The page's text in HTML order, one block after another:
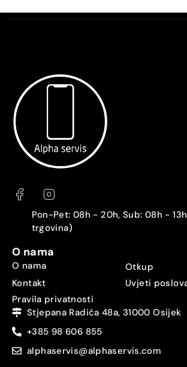
Pon-Pet: 08h - 20h, Sub: 08h -
trgovina)
O nama
O nama
Otkup
Kontakt
Uvjeti
Pravila privatnosti
Stjepana Radića 48a, 31000 Osijek
+385 98 606 855
alphaservis@alphaservis.com